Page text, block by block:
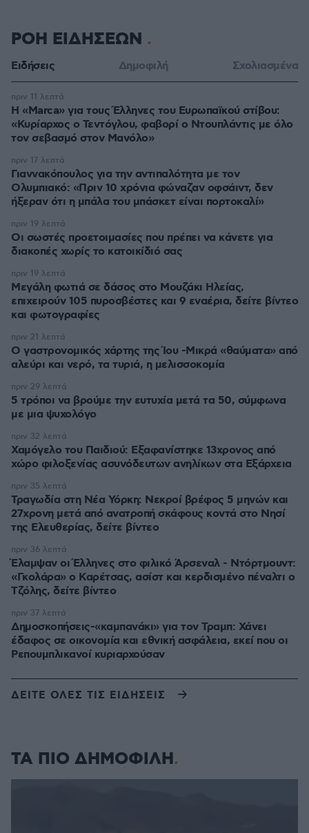
ΡΟΗ ΕΙΔΗΣΕΩΝ
Ειδήσεις Δημοφιλή Σχολιασμένα
Η «Marca» για τους Έλληνες του Ευρωπαϊκού στίβου:
«Κυρίαρχος ο Τεντόγλου, φαβορί ο Ντουπλάντις με όλο
τον σεβασμό στον Μανόλο»
πριν 11 λεπτά
Γιαννακόπουλος για την αντιπαλότητα με τον
Ολυμπιακό: «Πριν 10 χρόνια φώναζαν οφσάιντ, δεν
ήξεραν ότι η μπάλα του μπάσκετ είναι πορτοκαλί»
πριν 17 λεπτά
Οι σωστές προετοιμασίες που πρέπει να κάνετε για
διακοπές χωρίς το κατοικίδιό σας
πριν 19 λεπτά
Μεγάλη φωτιά σε δάσος στο Μουζάκι Ηλείας,
επιχειρούν 105 πυροσβέστες και 9 εναέρια, δείτε βίντεο
και φωτογραφίες
πριν 19 λεπτά
Ο γαστρονομικός χάρτης της Ίου -Μικρά «θαύματα» από
αλεύρι και νερό, τα τυριά, η μελισσοκομία
πριν 21 λεπτά
5 τρόποι να βρούμε την ευτυχία μετά τα 50, σύμφωνα
με μια ψυχολόγο
πριν 29 λεπτά
Χαμόγελο του Παιδιού: Εξαφανίστηκε 13χρονος από
χώρο φιλοξενίας ασυνόδευτων ανηλίκων στα Εξάρχεια
πριν 32 λεπτά
Τραγωδία στη Νέα Υόρκη: Νεκροί βρέφος 5 μηνών και
27χρονη μετά από ανατροπή σκάφους κοντά στο Νησί
της Ελευθερίας, δείτε βίντεο
πριν 35 λεπτά
Έλαμψαν οι Έλληνες στο φιλικό Άρσεναλ - Ντόρτμουντ:
«Γκολάρα» ο Καρέτσας, ασίστ και κερδισμένο πέναλτι ο
Τζόλης, δείτε βίντεο
πριν 36 λεπτά
Δημοσκοπήσεις-«καμπανάκι» για τον Τραμπ: Χάνει
έδαφος σε οικονομία και εθνική ασφάλεια, εκεί που οι
Ρεπουμπλικανοί κυριαρχούσαν
πριν 37 λεπτά
ΔΕΙΤΕ ΟΛΕΣ ΤΙΣ ΕΙΔΗΣΕΙΣ
ΤΑ ΠΙΟ ΔΗΜΟΦΙΛΗ